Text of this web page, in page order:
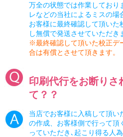
万全の状態では作業しており
レなどの当社によるミスの場
お客様に最終確認して頂いた
し無償で発送させていただき
※最終確認して頂いた校正デ
合は有償とさせて頂きます。
印刷代行をお断りさ
て？？
当店でお客様に入稿して頂い
の作成、お客様側で行って頂
っていただき､起こり得る人